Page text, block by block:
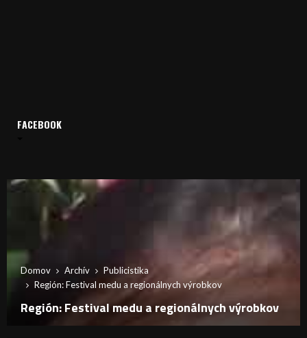
Domov Archív
Publicistika
Región: Festival medu a regionálnych výrobkov
Región: Festival medu a regionálnych výrobkov
FACEBOOK